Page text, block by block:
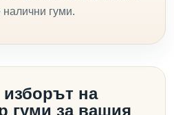
налични гуми.
на
гуми за вашия